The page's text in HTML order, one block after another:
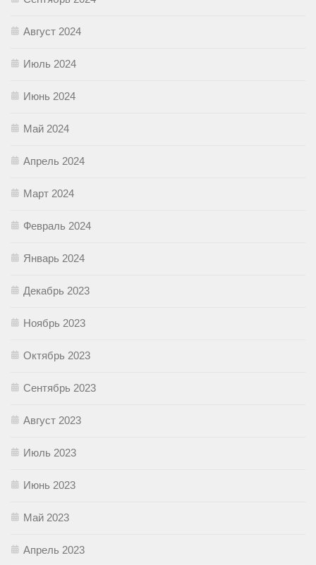
Август 2024
Июль 2024
Июнь 2024
Май 2024
Апрель 2024
Март 2024
Февраль 2024
Январь 2024
Декабрь 2023
Ноябрь 2023
Октябрь 2023
Сентябрь 2023
Август 2023
Июль 2023
Июнь 2023
Май 2023
Апрель 2023